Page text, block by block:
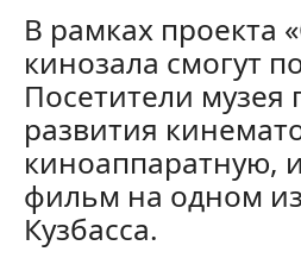
В рамках проекта
кинозала смогут
Посетители музея
развития
киноаппаратную,
фильм на одном
Кузбасса.